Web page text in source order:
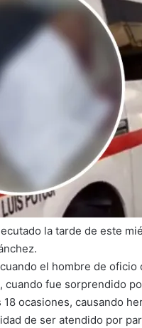
la tarde de este
el hombre de
cuando fue sorprendido
ocasiones, causando
de ser atendido por